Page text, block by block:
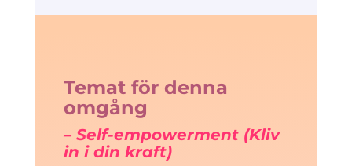
Temat för denna
omgång
– Self-empowerment (Kliv
in i din kraft)